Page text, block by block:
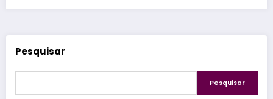
Pesquisar
Pesquisar